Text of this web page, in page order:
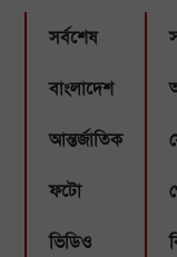
সর্বশেষ
বাংলাদেশ
আন্তর্জাতিক
ফটো
ভিডিও